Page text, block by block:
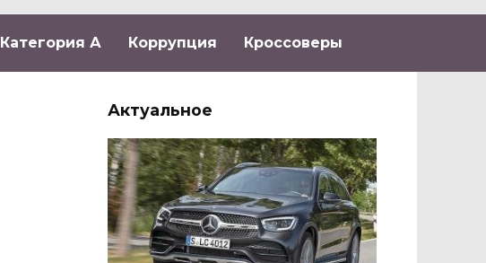
Категория А Коррупция Кроссоверы
Актуальное